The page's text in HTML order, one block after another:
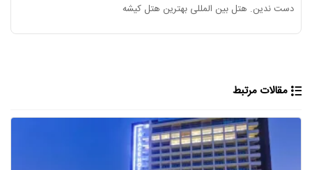
دست ندین. هتل بین المللی بهترین هتل کیشه
مقالات مرتبط